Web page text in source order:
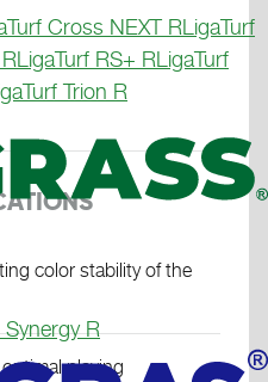
Cross NEXT RLigaTurf
LigaTurf RS+ RLigaTurf
Trion R
R
color stability of the
playing